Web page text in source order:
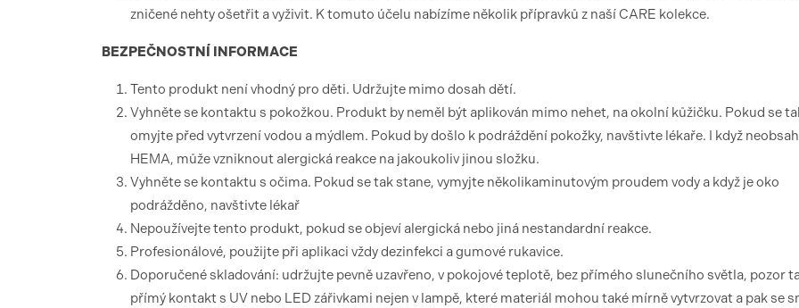
zničené nehty ošetřit a vyživit. K tomuto účelu nabízíme několik přípravků z naší CARE kolekce.
BEZPEČNOSTNÍ INFORMACE
Tento produkt není vhodný pro děti. Udržujte mimo dosah dětí.
Vyhněte se kontaktu s pokožkou. Produkt by neměl být aplikován mimo nehet, na okolní kůžičku. Pokud se
omyjte před vytvrzení vodou a mýdlem. Pokud by došlo k podráždění pokožky, navštivte lékaře. I když
HEMA, může vzniknout alergická reakce na jakoukoliv jinou složku.
Vyhněte se kontaktu s očima. Pokud se tak stane, vymyjte několikaminutovým proudem vody a když je oko
podrážděno, navštivte lékař
Nepoužívejte tento produkt, pokud se objeví alergická nebo jiná nestandardní reakce.
Profesionálové, použijte při aplikaci vždy dezinfekci a gumové rukavice.
Doporučené skladování: udržujte pevně uzavřeno, v pokojové teplotě, bez přímého slunečního světla, pozor
přímý kontakt s UV nebo LED zářivkami nejen v lampě, které materiál mohou také mírně vytvrzovat a pak se